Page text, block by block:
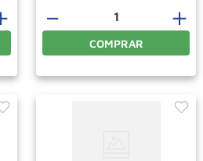
＋
－
COMPRAR